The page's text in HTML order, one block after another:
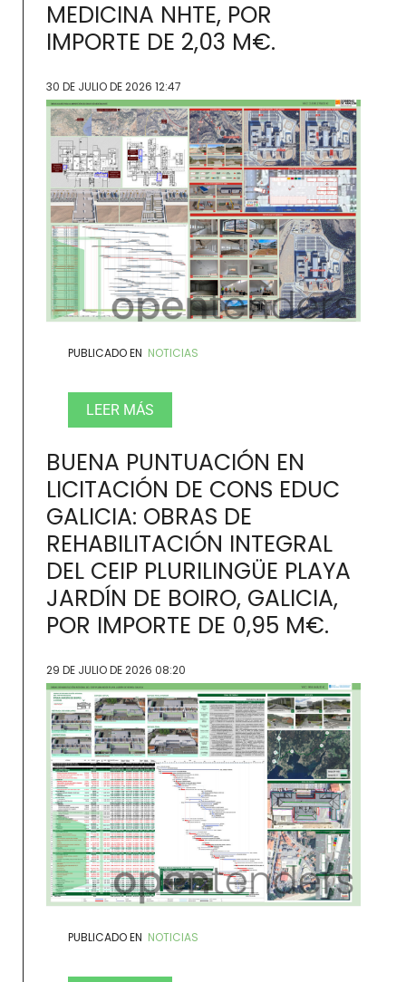
MEDICINA NHTE, POR
IMPORTE DE 2,03 M€.
30 DE JULIO DE 2026 12:47
PUBLICADO EN NOTICIAS
LEER MÁS
BUENA PUNTUACIÓN EN
LICITACIÓN DE CONS EDUC
GALICIA: OBRAS DE
REHABILITACIÓN INTEGRAL
DEL CEIP PLURILINGÜE PLAYA
JARDÍN DE BOIRO, GALICIA,
POR IMPORTE DE 0,95 M€.
29 DE JULIO DE 2026 08:20
PUBLICADO EN NOTICIAS